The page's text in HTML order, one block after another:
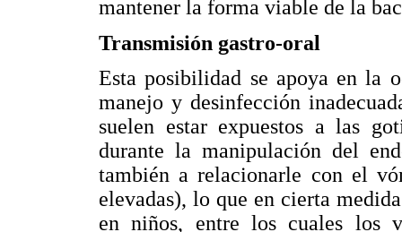
mantener la forma viable de la
Transmisión gastro-oral
Esta posibilidad se apoya en la
manejo y desinfección
suelen estar expuestos a las
durante la manipulación del
también a relacionarle con el
elevadas), lo que en cierta
en niños, entre los cuales los